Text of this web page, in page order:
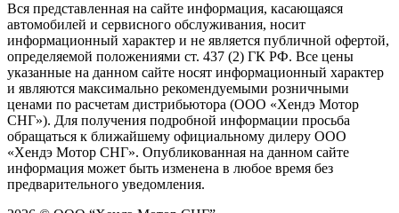
Вся представленная на сайте информация, касающаяся
автомобилей и сервисного обслуживания, носит
информационный характер и не является публичной офертой,
определяемой положениями ст. 437 (2) ГК РФ. Все цены
указанные на данном сайте носят информационный характер
и являются максимально рекомендуемыми розничными
ценами по расчетам дистрибьютора (ООО «Хендэ Мотор
СНГ»). Для получения подробной информации просьба
обращаться к ближайшему официальному дилеру ООО
«Хендэ Мотор СНГ». Опубликованная на данном сайте
информация может быть изменена в любое время без
предварительного уведомления.